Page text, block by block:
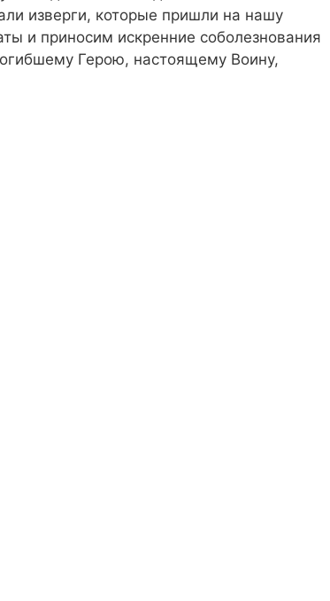
изверги, которые пришли на нашу
и приносим искренние соболезнования
Герою, настоящему Воину,